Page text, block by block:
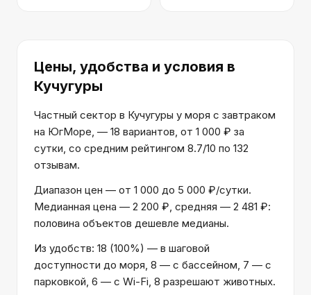
Цены, удобства и условия в
Кучугуры
Частный сектор в Кучугуры у моря с завтраком
на ЮгМоре, — 18 вариантов, от 1 000 ₽ за
сутки, со средним рейтингом 8.7/10 по 132
отзывам.
Диапазон цен — от 1 000 до 5 000 ₽/сутки.
Медианная цена — 2 200 ₽, средняя — 2 481 ₽:
половина объектов дешевле медианы.
Из удобств: 18 (100%) — в шаговой
доступности до моря, 8 — с бассейном, 7 — с
парковкой, 6 — с Wi-Fi, 8 разрешают животных.